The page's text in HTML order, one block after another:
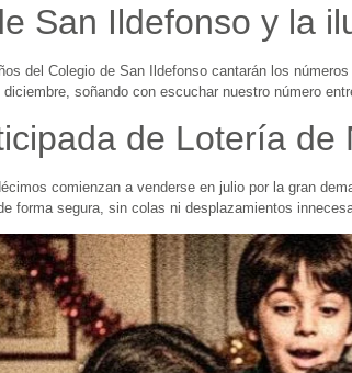
San Ildefonso y la
del Colegio de San Ildefonso cantarán los
soñando con escuchar nuestro número
de Lotería de
comienzan a venderse en julio por la gran
forma segura, sin colas ni desplazamientos